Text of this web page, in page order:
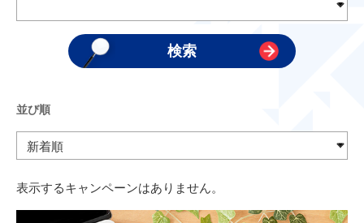
並び順
表示するキャンペーンはありません。